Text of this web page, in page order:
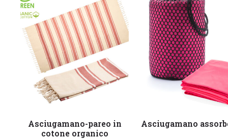
Leggi tutto
Asciugamano-pareo in
cotone organico
Leggi tutto
Asciugamano